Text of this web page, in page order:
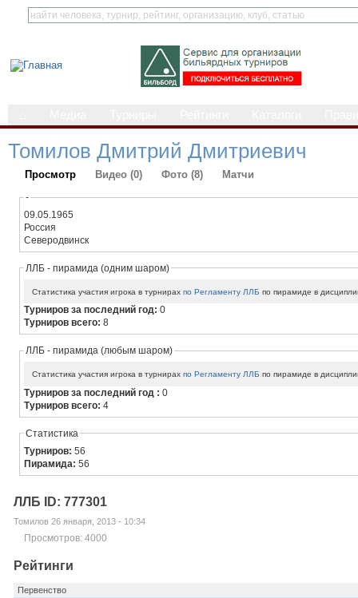
Томилов Дмитрий Дмитриевич
Просмотр Видео (0) Фото (8) Матчи
-
09.05.1965
Россия
Северодвинск
ЛЛБ - пирамида (одним шаром)
Статистика участия игрока в турнирахпо Регламенту ЛЛБ по пирамиде в
Турниров за последний год:0
Турниров всего:8
ЛЛБ - пирамида (любым шаром)
Статистика участия игрока в турнирахпо Регламенту ЛЛБ по пирамиде в
Турниров за последний год :0
Турниров всего:4
Статистика
Турниров:56
Пирамида:56
ЛЛБ ID: 777301
Томилов 26 января, 2013 - 10:34
Просмотров: 4000
Рейтинги
Первенство